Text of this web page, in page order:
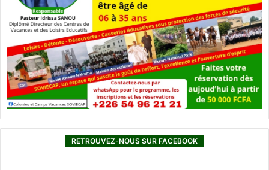
RETROUVEZ-NOUS SUR FACEBOOK